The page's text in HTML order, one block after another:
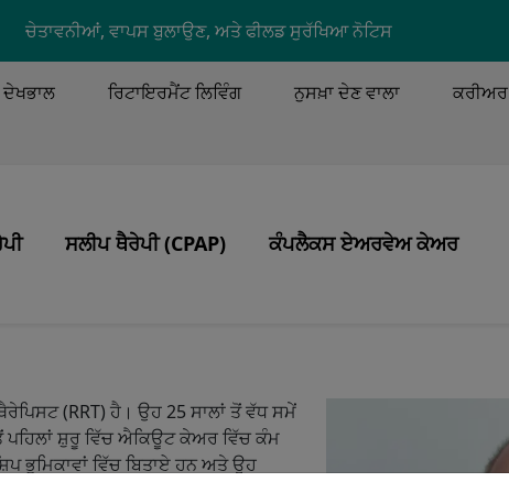
Skip to main content
ਚੇਤਾਵਨੀਆਂ, ਵਾਪਸ ਬੁਲਾਉਣ, ਅਤੇ ਫੀਲਡ ਸੁਰੱਖਿਆ ਨੋਟਿਸ
ਰਿਟਾਇਰਮੈਂਟ ਲਿਵਿੰਗ ਨੁਸਖ਼ਾ ਦੇਣ ਵਾਲਾ ਕਰੀਅਰ
ਸਲੀਪ ਥੈਰੇਪੀ (CPAP)
CPAP ਦੇਖਭਾਲ ਅਤੇ ਸਫਾਈ
CPAP ਨਾਲ ਯਾਤਰਾ ਕਰਨਾ
ਕੰਪਲੈਕਸ ਏਅਰਵੇਅ ਕੇਅਰ
(RRT) ਹੈ। ਉਹ 25 ਸਾਲਾਂ ਤੋਂ ਵੱਧ ਸਮੇਂ
ਪਹਿਲਾਂ ਸ਼ੁਰੂ ਵਿੱਚ ਐਕਿਊਟ ਕੇਅਰ ਵਿੱਚ ਕੰਮ
ਭੂਮਿਕਾਵਾਂ ਵਿੱਚ ਬਿਤਾਏ ਹਨ ਅਤੇ ਉਹ